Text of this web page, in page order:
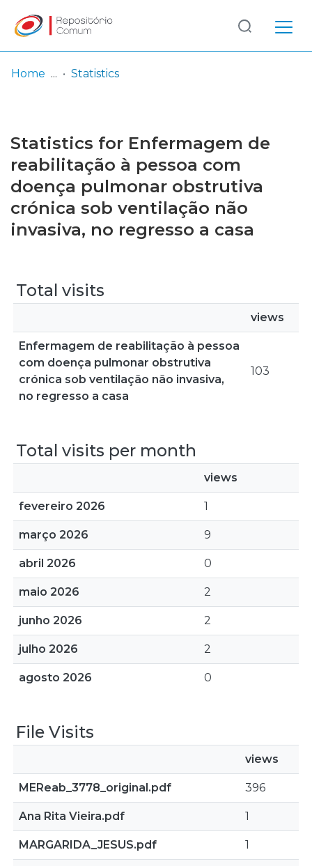
Browse repository
Entities
Log
In
(current)
Home Statistics
Statistics for Enfermagem de
reabilitação à pessoa com
doença pulmonar obstrutiva
crónica sob ventilação não
invasiva, no regresso a casa
Total visits
views
Enfermagem de reabilitação à pessoa
com doença pulmonar obstrutiva
crónica sob ventilação não invasiva,
no regresso a casa
103
Total visits per month
views
fevereiro 2026 1
março 2026 9
abril 2026 0
maio 2026 2
junho 2026 2
julho 2026 2
agosto 2026 0
File Visits
views
MEReab_3778_original.pdf 396
Ana Rita Vieira.pdf 1
MARGARIDA_JESUS.pdf 1